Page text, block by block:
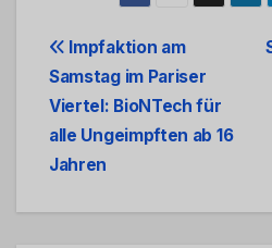
Beitrags-
Navigation
Impfaktion am
Samstag im Pariser
Viertel: BioNTech für
alle Ungeimpften ab 16
Jahren